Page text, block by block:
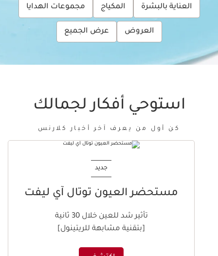
العناية بالبشرة المكياج مجموعات الهدايا
العروض عرض الجميع
استوحي أفكار لجمالك
كن أول من يعرف آخر أخبار كلارنس
جديد
مستحضر العيون توتال آي ليفت
تأثير شد للعين خلال 30 ثانية
[بتقنية مشابهة للريتينول]